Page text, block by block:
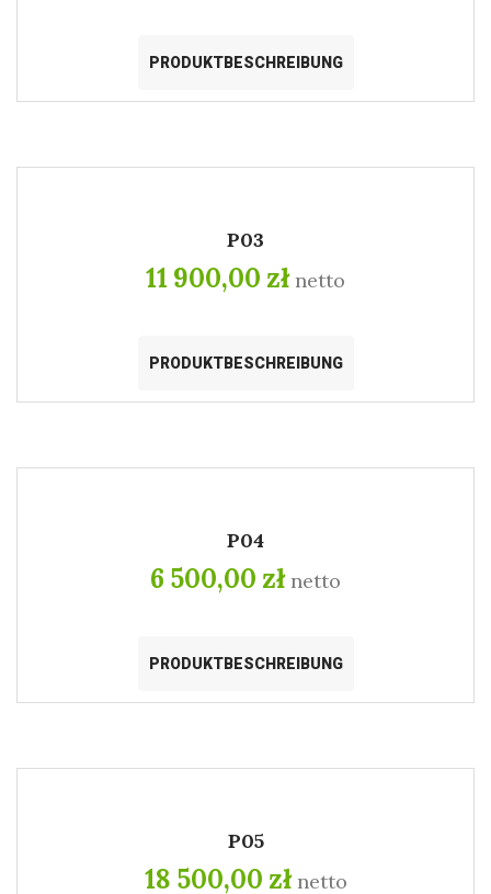
PRODUKTBESCHREIBUNG
P03
11 900,00 zł netto
PRODUKTBESCHREIBUNG
P04
6 500,00 zł netto
PRODUKTBESCHREIBUNG
P05
18 500,00 zł netto